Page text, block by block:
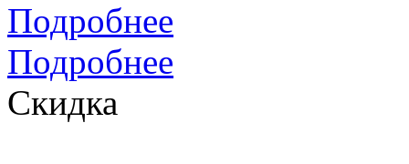
Подробнее
Подробнее
Скидка